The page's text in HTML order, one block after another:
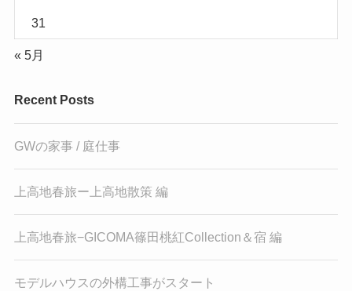
31
« 5月
Recent Posts
GWの家事 / 庭仕事
上高地春旅ー上高地散策 編
上高地春旅−GICOMA篠田桃紅Collection＆宿 編
モデルハウスの外構工事がスタート